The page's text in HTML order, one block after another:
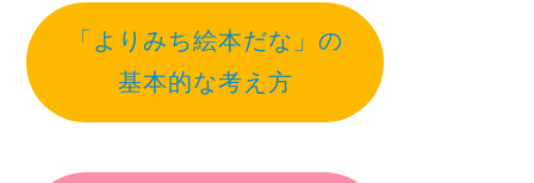
「よりみち絵本だな」の
基本的な考え方